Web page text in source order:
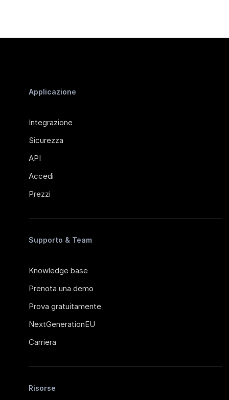
Applicazione
Integrazione
Sicurezza
API
Accedi
Prezzi
Supporto & Team
Knowledge base
Prenota una demo
Prova gratuitamente
NextGenerationEU
Carriera
Risorse